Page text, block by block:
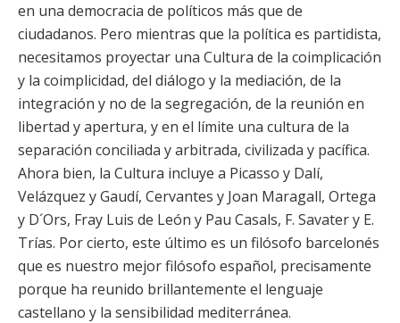
en una democracia de políticos más que de
ciudadanos. Pero mientras que la política es partidista,
necesitamos proyectar una Cultura de la coimplicación
y la coimplicidad, del diálogo y la mediación, de la
integración y no de la segregación, de la reunión en
libertad y apertura, y en el límite una cultura de la
separación conciliada y arbitrada, civilizada y pacífica.
Ahora bien, la Cultura incluye a Picasso y Dalí,
Velázquez y Gaudí, Cervantes y Joan Maragall, Ortega
y D´Ors, Fray Luis de León y Pau Casals, F. Savater y E.
Trías. Por cierto, este último es un filósofo barcelonés
que es nuestro mejor filósofo español, precisamente
porque ha reunido brillantemente el lenguaje
castellano y la sensibilidad mediterránea.